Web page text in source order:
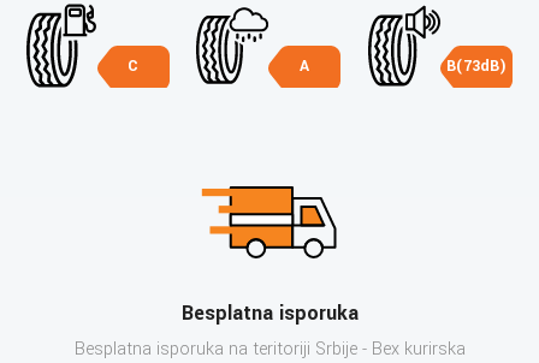
C A B(73dB)
Besplatna isporuka
Besplatna isporuka na teritoriji Srbije - Bex kurirska